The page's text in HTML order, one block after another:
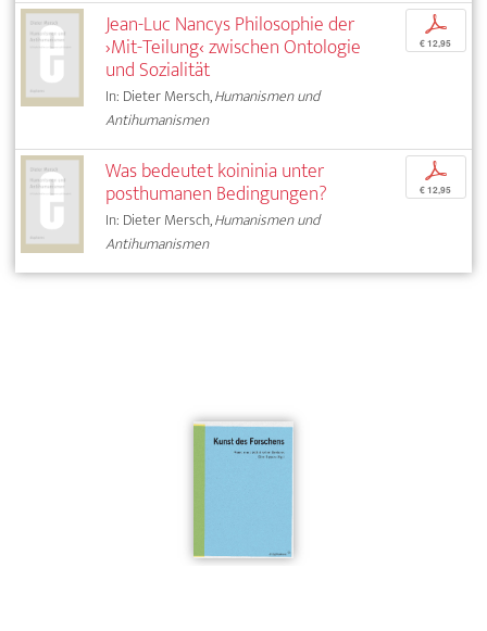
Jean-Luc Nancys Philosophie der
›Mit-Teilung‹ zwischen Ontologie
und Sozialität
In: Dieter Mersch,Humanismen und
Antihumanismen
p
€ 12,95
Was bedeutet koininia unter
posthumanen Bedingungen?
In: Dieter Mersch,Humanismen und
Antihumanismen
p
€ 12,95